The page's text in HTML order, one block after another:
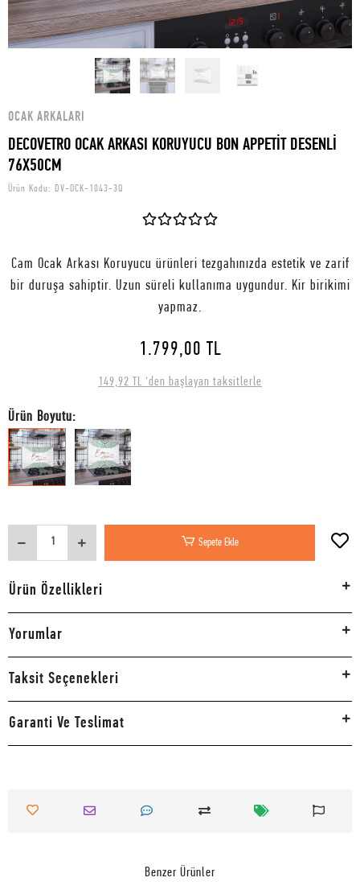
OCAK ARKALARI
DECOVETRO OCAK ARKASI KORUYUCU BON APPETİT DESENLİ
76X50CM
Ürün Kodu: DV-OCK-1043-3Q
Cam Ocak Arkası Koruyucu ürünleri tezgahınızda estetik ve zarif
bir duruşa sahiptir. Uzun süreli kullanıma uygundur. Kir birikimi
yapmaz.
1.799,00 TL
149,92 TL 'den başlayan taksitlerle
Ürün Boyutu:
Sepete Ekle
Ürün Özellikleri
Yorumlar
Taksit Seçenekleri
Garanti Ve Teslimat
Benzer Ürünler